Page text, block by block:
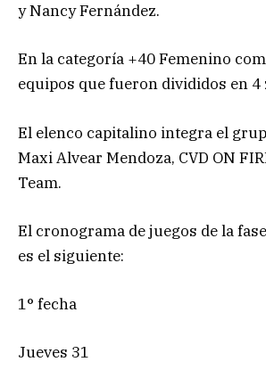
y Nancy Fernández.
En la categoría +40 Femenino
equipos que fueron divididos en 4
El elenco capitalino integra el
Maxi Alvear Mendoza, CVD ON
Team.
El cronograma de juegos de la
es el siguiente:
1° fecha
Jueves 31